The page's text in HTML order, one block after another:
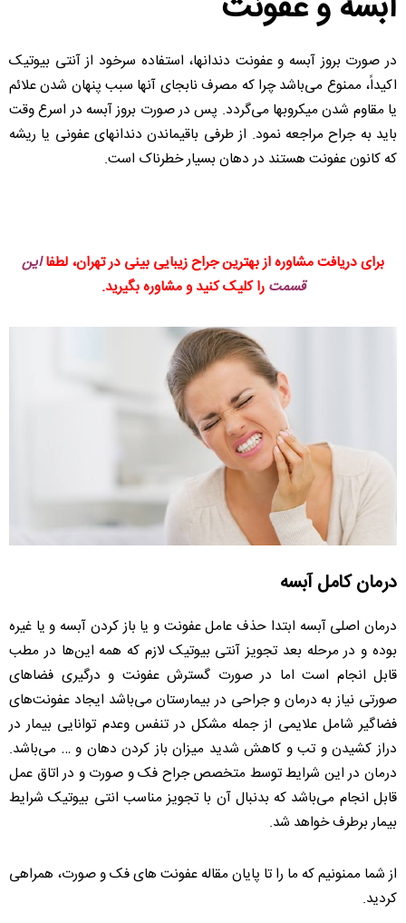
در صورت بروز آبسه و عفونت دندانها، استفاده سرخود از آنتی بیوتیک
اکیداً، ممنوع می‌باشد چرا که مصرف نابجای آنها سبب پنهان شدن علائم
یا مقاوم شدن میکروبها می‌گردد. پس در صورت بروز آبسه در اسرع وقت
باید به جراح مراجعه نمود. از طرفی باقیماندن دندانهای عفونی یا ریشه
که کانون عفونت هستند در دهان بسیار خطرناک است.
برای دریافت مشاوره از بهترین جراح زیبایی بینی در تهران، لطفااین
قسمت را کلیک کنید و مشاوره بگیرید.
درمان کامل آبسه
درمان اصلی آبسه ابتدا حذف عامل عفونت و یا باز کردن آبسه و یا غیره
بوده و در مرحله بعد تجویز آنتی بیوتیک لازم که همه این‌ها در مطب
قابل انجام است اما در صورت گسترش عفونت و درگیری فضاهای
صورتی نیاز به درمان و جراحی در بیمارستان می‌باشد ایجاد عفونت‌های
فضاگیر شامل علایمی از جمله مشکل در تنفس وعدم توانایی بیمار در
دراز کشیدن و تب و کاهش شدید میزان باز کردن دهان و … می‌باشد.
درمان در این شرایط توسط متخصص جراح فک و صورت و در اتاق عمل
قابل انجام می‌باشد که بدنبال آن با تجویز مناسب انتی بیوتیک شرایط
بیمار برطرف خواهد شد.
از شما ممنونیم که ما را تا پایان مقاله عفونت های فک و صورت، همراهی
کردید.